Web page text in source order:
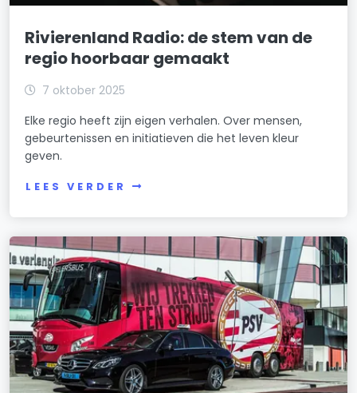
Rivierenland Radio: de stem van de
regio hoorbaar gemaakt
7 oktober 2025
Elke regio heeft zijn eigen verhalen. Over mensen,
gebeurtenissen en initiatieven die het leven kleur
geven.
LEES VERDER